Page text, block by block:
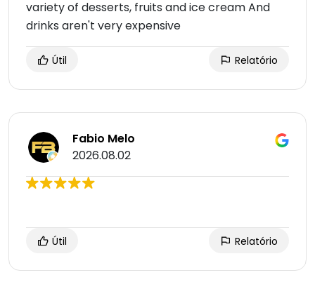
variety of desserts, fruits and ice cream And
drinks aren't very expensive
Útil Relatório
Fabio Melo
2026.08.02
Útil Relatório